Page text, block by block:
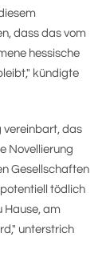
dass das vom
hessische
kündigte
vereinbart, das
Novellierung
Gesellschaften
tödlich
Hause, am
unterstrich